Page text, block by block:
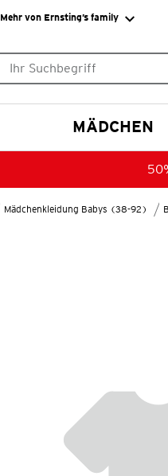
Mehr von Ernsting’s family
MÄDCHEN
Mädchenkleidung Babys (38-92)